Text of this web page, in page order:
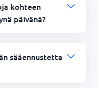
kohteen
päivänä?
sääennustetta